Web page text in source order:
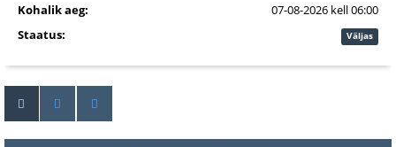
Kohalik aeg:
07-08-2026 kell 06:00
Staatus:
Väljas